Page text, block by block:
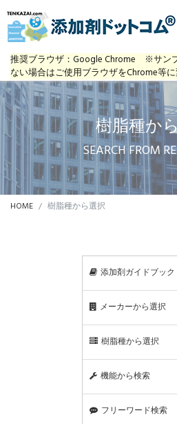
推奨ブラウザ：Google Chrome ※サン
ない場合はご使用ブラウザをChrome等
樹脂種か
SEARCH FROM
HOME 樹脂種から選択
添加剤ガイドブック
メーカーから選択
樹脂種から選択
機能から検索
フリーワード検索